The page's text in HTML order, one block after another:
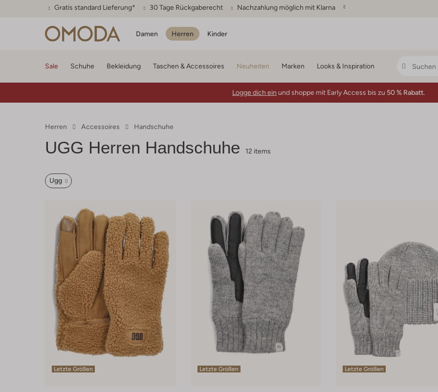
Gratis standard Lieferung* 30 Tage Rückgaberecht Nachzahlung möglich mit Klarna
Damen Herren Kinder
Sale Schuhe Bekleidung Taschen & Accessoires Neuheiten Marken Looks & Inspiration
Logge dich ein und shoppe mit Early Access bis zu 50 % Rabatt.
Herren Accessoires Handschuhe
UGG Herren Handschuhe 12 items
Ugg
Letzte Größen Letzte Größen Letzte Größen